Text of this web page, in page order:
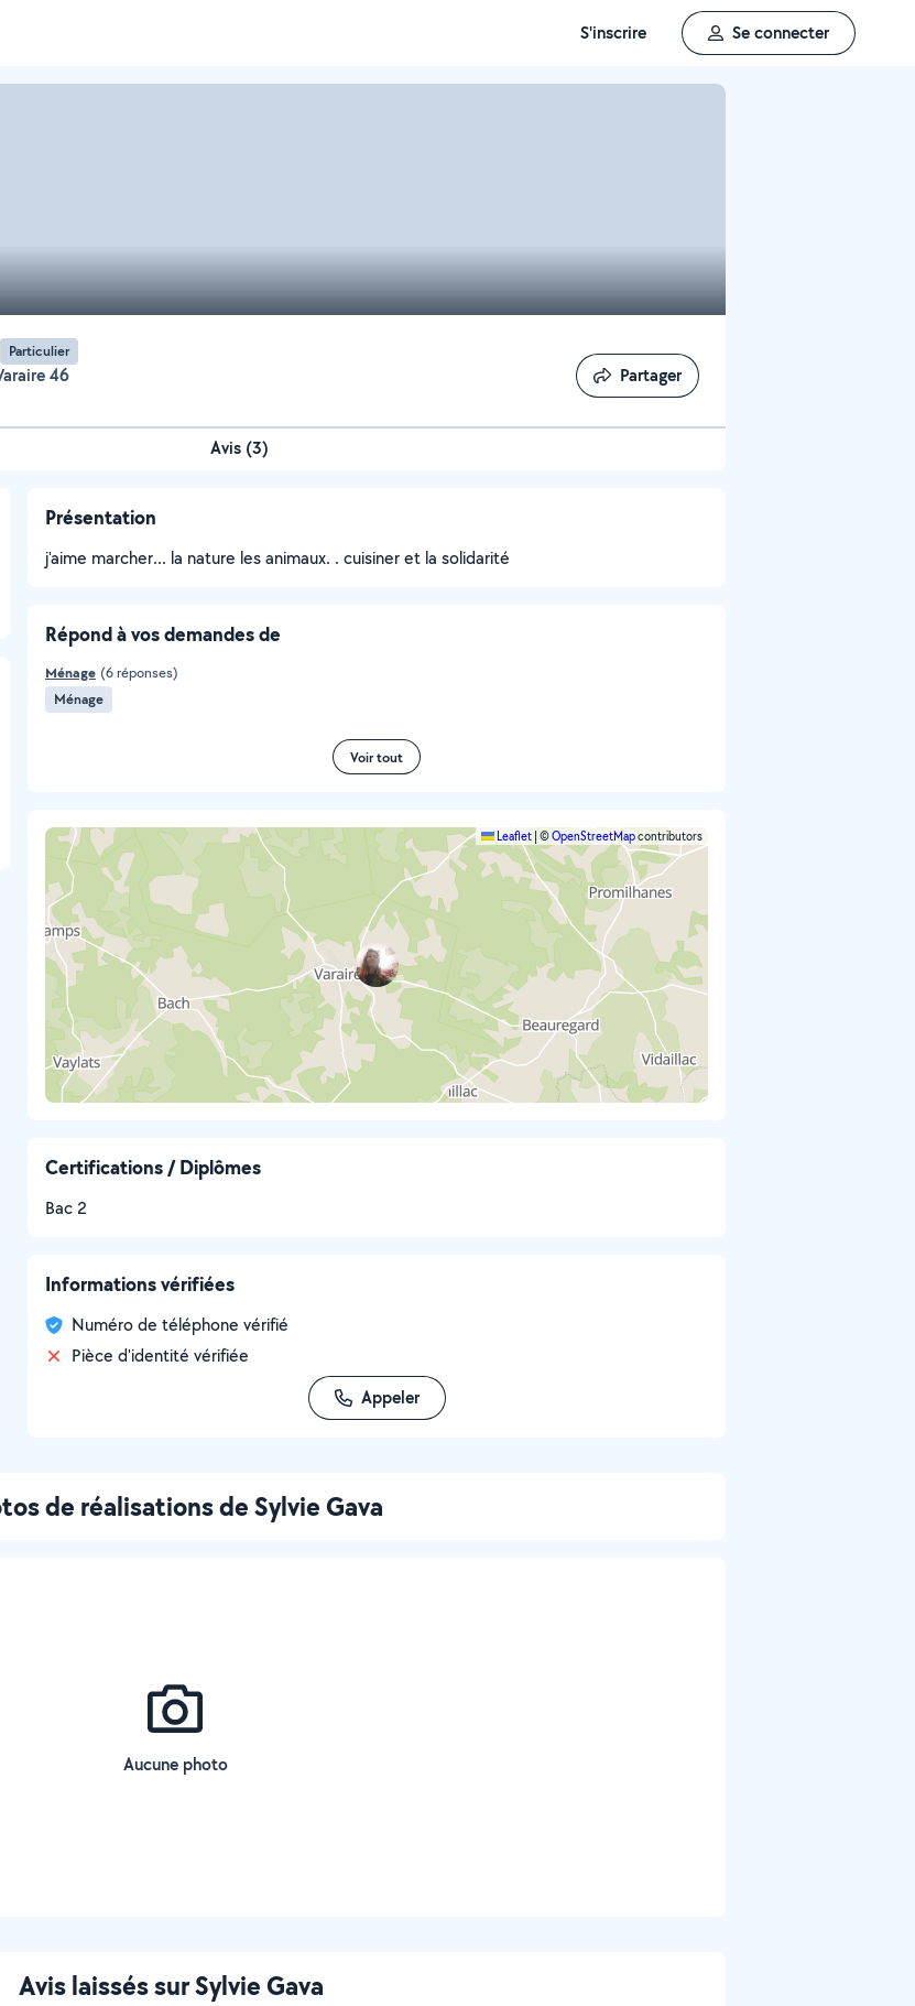
S'inscrire Se connecter
Particulier
46
Partager
Partager
Avis (3)
Présentation
j'aime marcher... la nature les animaux. . cuisiner et la solidarité
Répond à vos demandes de
Ménage (6 réponses)
Ménage
Voir tout
Leaflet ©OpenStreetMapcontributors
Certifications / Diplômes
Bac 2
Informations vérifiées
Numéro de téléphone vérifié
Pièce d'identité vérifiée
Appeler
de réalisations de Sylvie Gava
Aucune photo
Avis laissés sur Sylvie Gava